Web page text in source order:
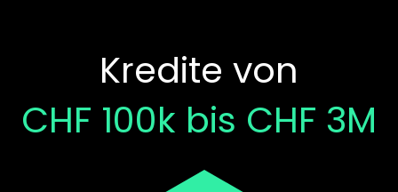
Kredite von
CHF 100k bis CHF 3M